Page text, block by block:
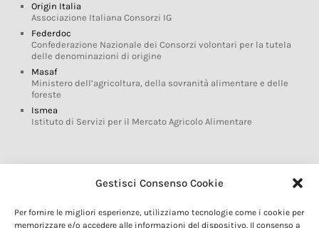
Gestisci Consenso Cookie
Per fornire le migliori esperienze, utilizziamo tecnologie come i cookie per
memorizzare e/o accedere alle informazioni del dispositivo. Il consenso a
Origin Italia
Associazione Italiana Consorzi IG
Federdoc
Confederazione Nazionale dei Consorzi volontari per la tutela
delle denominazioni di origine
Masaf
Ministero dell’agricoltura, della sovranità alimentare e delle
foreste
Ismea
Istituto di Servizi per il Mercato Agricolo Alimentare
Glossario DOP IGP
Marchi DOP IGP